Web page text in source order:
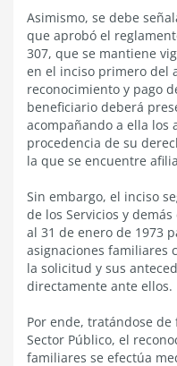
Asimismo, se debe
que aprobó el
307, que se mantiene
en el inciso primero del
reconocimiento y pago
beneficiario deberá
acompañando a ella los
procedencia de su
la que se encuentre
Sin embargo, el inciso
de los Servicios y
al 31 de enero de 1973
asignaciones familiares
la solicitud y sus
directamente ante ellos.
Por ende, tratándose
Sector Público, el
familiares se efectúa